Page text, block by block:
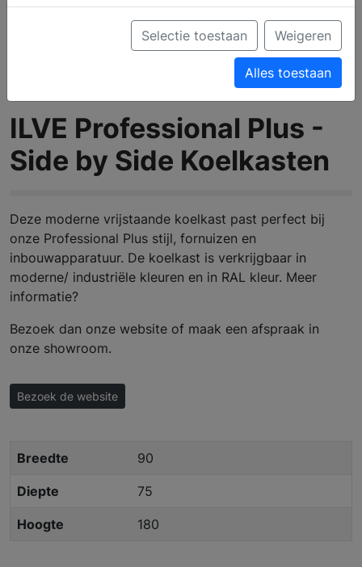
ILVE Professional Plus -
Side by Side Koelkasten
Deze moderne vrijstaande koelkast past perfect bij
onze Professional Plus stijl, fornuizen en
inbouwapparatuur. De koelkast is verkrijgbaar in
moderne/ industriële kleuren en in RAL kleur. Meer
informatie?
Bezoek dan onze website of maak een afspraak in
onze showroom.
Bezoek de website
Breedte 90
Diepte 75
Hoogte 180
Selectie toestaan Weigeren
Alles toestaan